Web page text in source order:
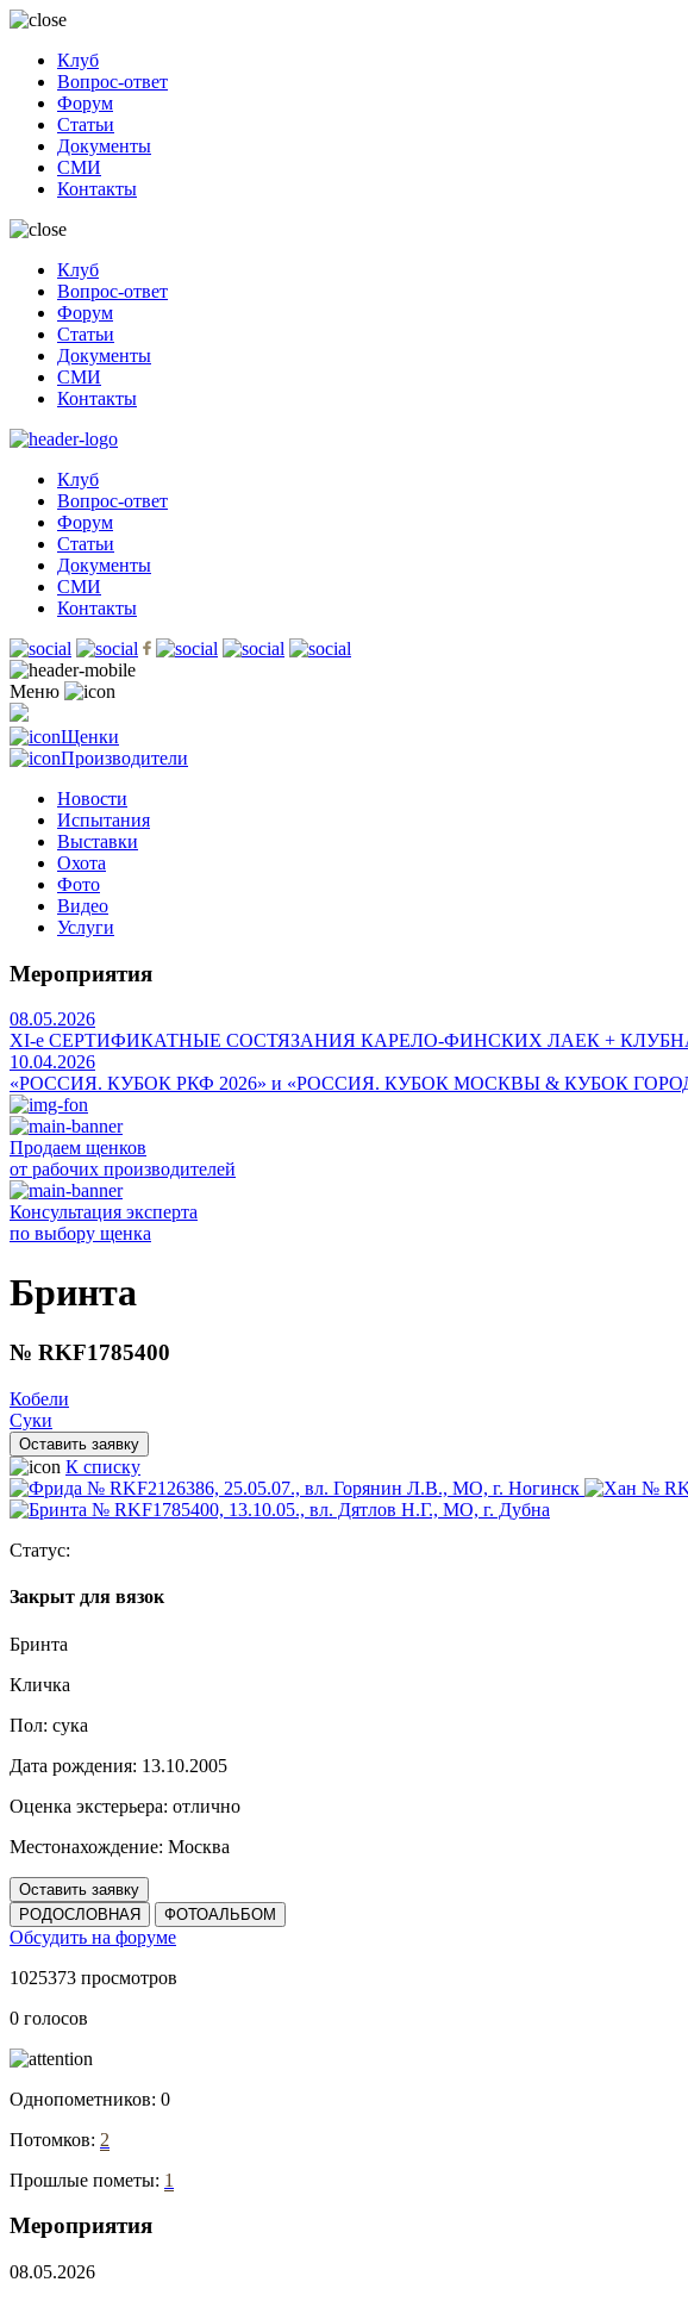
Клуб
Вопрос-ответ
Форум
Статьи
Документы
СМИ
Контакты
Клуб
Вопрос-ответ
Форум
Статьи
Документы
СМИ
Контакты
Клуб
Вопрос-ответ
Форум
Статьи
Документы
СМИ
Контакты
Меню
Щенки
Производители
Новости
Испытания
Выставки
Охота
Фото
Видео
Услуги
Мероприятия
08.05.2026
ХI-е СЕРТИФИКАТНЫЕ СОСТЯЗАНИЯ КАРЕЛО-ФИНСКИХ ЛАЕК +
10.04.2026
«РОССИЯ. КУБОК РКФ 2026» и «РОССИЯ. КУБОК МОСКВЫ & КУБОК
Продаем щенков
от рабочих производителей
Консультация эксперта
по выбору щенка
Бринта
№ RKF1785400
Кобели
Суки
Оставить заявку
К списку
Статус:
Закрыт для вязок
Бринта
Кличка
Пол: сука
Дата рождения: 13.10.2005
Оценка экстерьера: отлично
Местонахождение: Москва
Оставить заявку
РОДОСЛОВНАЯ
ФОТОАЛЬБОМ
Обсудить на форуме
1025373 просмотров
0 голосов
Однопометников: 0
Потомков: 2
Прошлые пометы: 1
Мероприятия
08.05.2026